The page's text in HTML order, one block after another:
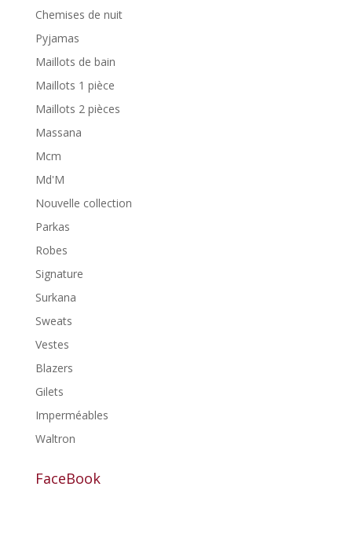
Chemises de nuit
Pyjamas
Maillots de bain
Maillots 1 pièce
Maillots 2 pièces
Massana
Mcm
Md'M
Nouvelle collection
Parkas
Robes
Signature
Surkana
Sweats
Vestes
Blazers
Gilets
Imperméables
Waltron
FaceBook